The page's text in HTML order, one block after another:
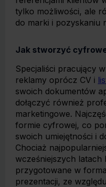
tylko możliwości, ale
do marki i pozyskaniu
Jak stworzyć
Specjaliści pracujący
reklamy oprócz CV i
swoich dokumentów
dołączyć również
marketingowe.
formie cyfrowej, co
swoich umiejętności i
Chociaż
wcześniejszych latach
przygotowane w
prezentacji, ze